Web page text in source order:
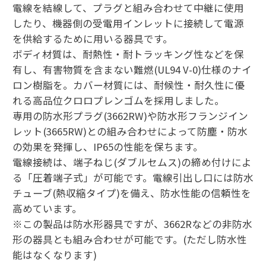
電線を結線して、プラグと組み合わせて中継に使用
したり、機器側の受電用インレットに接続して電源
を供給するために用いる器具です。
ボディ材質は、耐熱性・耐トラッキング性などを保
有し、有害物質を含まない難燃(UL94 V-0)仕様のナイ
ロン樹脂を。カバー材質には、耐候性・耐久性に優
れる高品位クロロプレンゴムを採用しました。
専用の防水形プラグ(3662RW)や防水形フランジイン
レット(3665RW)との組み合わせによって防塵・防水
の効果を発揮し、IP65の性能を保ちます。
電線接続は、端子ねじ(ダブルセムス)の締め付けによ
る「圧着端子式」が可能です。電線引出し口には防水
チューブ(熱収縮タイプ)を備え、防水性能の信頼性を
高めています。
※この製品は防水形器具ですが、3662Rなどの非防水
形の器具とも組み合わせが可能です。(ただし防水性
能はなくなります)